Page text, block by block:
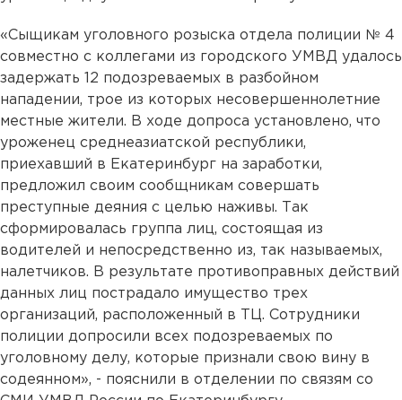
«Сыщикам уголовного розыска отдела полиции № 4
совместно с коллегами из городского УМВД удалось
задержать 12 подозреваемых в разбойном
нападении, трое из которых несовершеннолетние
местные жители. В ходе допроса установлено, что
уроженец среднеазиатской республики,
приехавший в Екатеринбург на заработки,
предложил своим сообщникам совершать
преступные деяния с целью наживы. Так
сформировалась группа лиц, состоящая из
водителей и непосредственно из, так называемых,
налетчиков. В результате противоправных действий
данных лиц пострадало имущество трех
организаций, расположенный в ТЦ. Сотрудники
полиции допросили всех подозреваемых по
уголовному делу, которые признали свою вину в
содеянном», - пояснили в отделении по связям со